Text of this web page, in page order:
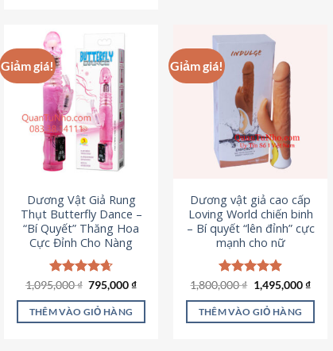
có
nhiều
biến
thể.
Các
tùy
chọn
thể
được
chọn
trên
trang
phẩm
nhiều
thể.
Các
tùy
chọn
được
chọn
trên
trang
sản
phẩm
Giảm giá!
Dương Vật Giả Rung
Thụt Butterfly Dance –
“Bí Quyết” Thăng Hoa
Cực Đỉnh Cho Nàng
Được xếp
5 sao
1,095,000₫ Giá
là:
1,095,000 ₫.
795,000₫Giá
tại
THÊM VÀO GIỎ HÀNG
Giảm giá!
Dương vật giả cao cấp
Loving World chiến binh
– Bí quyết “lên đỉnh” cực
mạnh cho nữ
Được xếp
5 sao
1,800,000₫ Giá
gốc
là:
1,800,000 ₫.
1,495,000₫Giá
tại
THÊM VÀO GIỎ HÀNG